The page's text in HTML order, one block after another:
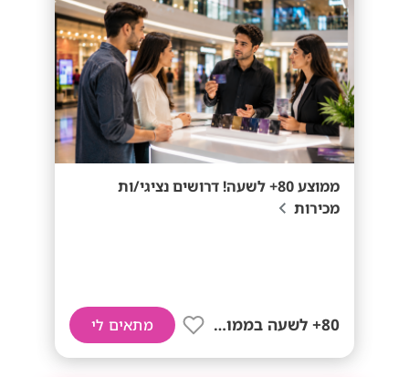
ממוצע 80+ לשעה! דרושים נציגי/ות
מכירות
80+ לשעה בממוצע מתאים לי